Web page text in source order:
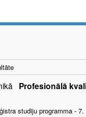
Profesionālā
studiju programma -